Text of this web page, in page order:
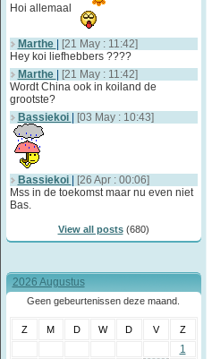
Hoi allemaal
Marthe
[21 May : 11:42]
Hey koi liefhebbers ????
Marthe
[21 May : 11:42]
Wordt China ook in koiland de
grootste?
Bassiekoi
[03 May : 10:43]
Bassiekoi
[26 Apr : 00:06]
Mss in de toekomst maar nu even niet
Bas.
View all posts(680)
2026 Augustus
Geen gebeurtenissen deze maand.
Z M D W D V Z
1